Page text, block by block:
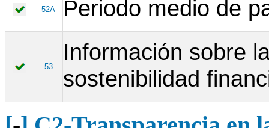
52A Periodo medio de
53
Información sobre
sostenibilidad